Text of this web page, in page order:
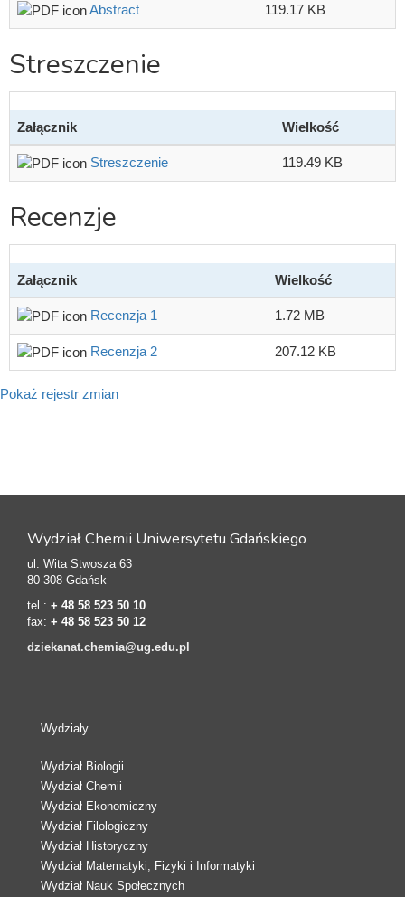
Abstract 119.17 KB
Streszczenie
Załącznik Wielkość
Streszczenie 119.49 KB
Recenzje
Załącznik Wielkość
Recenzja 1 1.72 MB
Recenzja 2 207.12 KB
Pokaż rejestr zmian
Wydział Chemii Uniwersytetu Gdańskiego
ul. Wita Stwosza 63
80-308 Gdańsk
tel.: + 48 58 523 50 10
fax: + 48 58 523 50 12
dziekanat.chemia@ug.edu.pl
Wydziały
Wydział Biologii
Wydział Chemii
Wydział Ekonomiczny
Wydział Filologiczny
Wydział Historyczny
Wydział Matematyki, Fizyki i Informatyki
Wydział Nauk Społecznych